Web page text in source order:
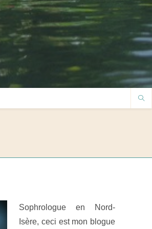
Sophrologue en Nord-
Isère, ceci est mon blogue